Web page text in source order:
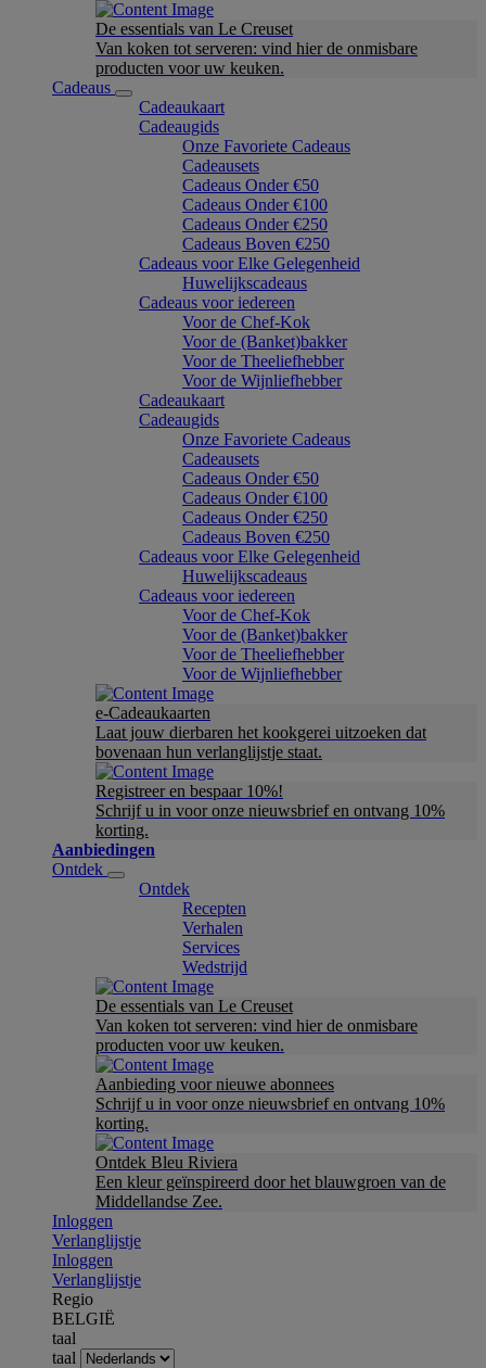
De essentials van Le Creuset
Van koken tot serveren: vind hier de onmisbare
producten voor uw keuken.
Cadeaus
Cadeaukaart
Cadeaugids
Onze Favoriete Cadeaus
Cadeausets
Cadeaus Onder €50
Cadeaus Onder €100
Cadeaus Onder €250
Cadeaus Boven €250
Cadeaus voor Elke Gelegenheid
Huwelijkscadeaus
Cadeaus voor iedereen
Voor de Chef-Kok
Voor de (Banket)bakker
Voor de Theeliefhebber
Voor de Wijnliefhebber
Cadeaukaart
Cadeaugids
Onze Favoriete Cadeaus
Cadeausets
Cadeaus Onder €50
Cadeaus Onder €100
Cadeaus Onder €250
Cadeaus Boven €250
Cadeaus voor Elke Gelegenheid
Huwelijkscadeaus
Cadeaus voor iedereen
Voor de Chef-Kok
Voor de (Banket)bakker
Voor de Theeliefhebber
Voor de Wijnliefhebber
e-Cadeaukaarten
Laat jouw dierbaren het kookgerei uitzoeken dat
bovenaan hun verlanglijstje staat.
Registreer en bespaar 10%!
Schrijf u in voor onze nieuwsbrief en ontvang 10%
korting.
Aanbiedingen
Ontdek
Ontdek
Recepten
Verhalen
Services
Wedstrijd
De essentials van Le Creuset
Van koken tot serveren: vind hier de onmisbare
producten voor uw keuken.
Aanbieding voor nieuwe abonnees
Schrijf u in voor onze nieuwsbrief en ontvang 10%
korting.
Ontdek Bleu Riviera
Een kleur geïnspireerd door het blauwgroen van de
Middellandse Zee.
Inloggen
Verlanglijstje
Inloggen
Verlanglijstje
Regio
BELGIË
taal
taal